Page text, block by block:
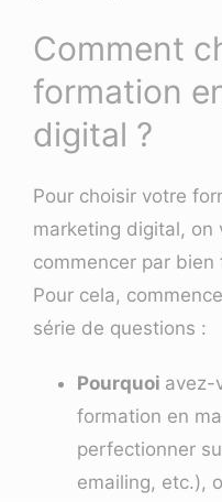
Comment
formation
digital ?
Pour choisir votre
marketing digital, on
commencer par
Pour cela,
série de questions :
Pourquoi avez-
formation en
perfectionner
emailing, etc.),